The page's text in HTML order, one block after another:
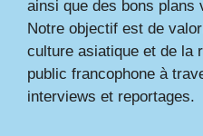
ainsi que des bons plans
Notre objectif est de
culture asiatique et de la
public francophone à
interviews et reportages.